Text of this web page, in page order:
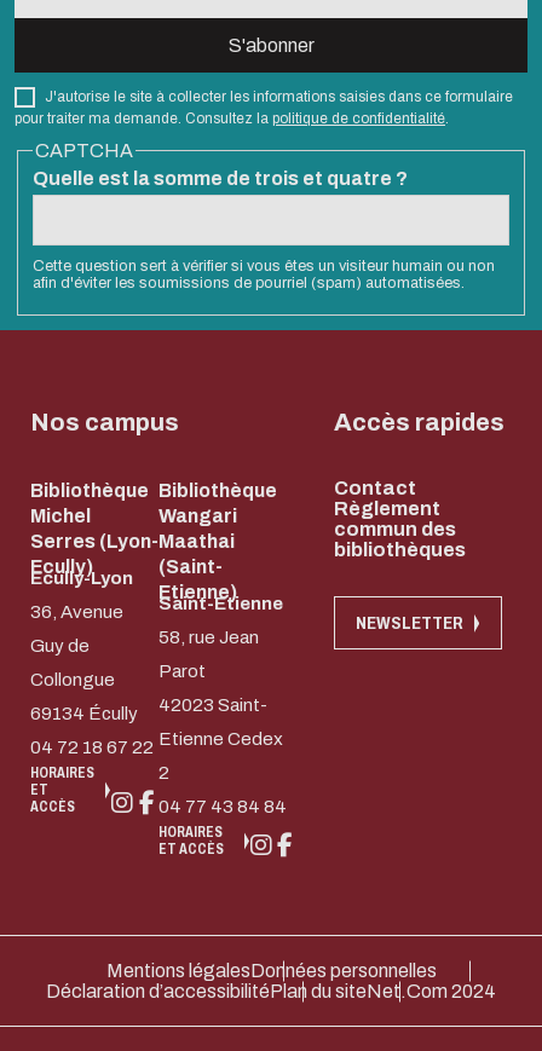
ACTIVER LE MODE ÉCO
J'autorise le site à collecter les informations saisies dans ce formulaire
pour traiter ma demande. Consultez la politique de confidentialité.
CAPTCHA
Quelle est la somme de trois et quatre ?
Cette question sert à vérifier si vous êtes un visiteur humain ou non
afin d'éviter les soumissions de pourriel (spam) automatisées.
Nos campus
Bibliothèque
Michel
Serres (Lyon-
Ecully)
Ecully-Lyon
36, Avenue
Guy de
Collongue
69134 Écully
04 72 18 67 22
HORAIRES
ET
ACCÈS
Bibliothèque
Wangari
Maathai
(Saint-
Etienne)
Saint-Etienne
58, rue Jean
Parot
42023 Saint-
Etienne Cedex
2
04 77 43 84 84
HORAIRES
ET ACCÈS
Accès rapides
Contact
Règlement
commun des
bibliothèques
NEWSLETTER
Mentions légalesDonnées personnelles
Déclaration d’accessibilitéPlan du siteNet.Com 2024